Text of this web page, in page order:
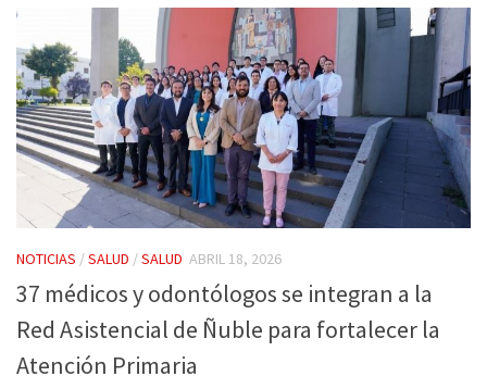
NOTICIAS /SALUD /SALUD ABRIL 18, 2026
37 médicos y odontólogos se integran a la
Red Asistencial de Ñuble para fortalecer la
Atención Primaria